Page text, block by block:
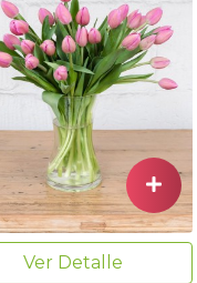
Ver Detalle